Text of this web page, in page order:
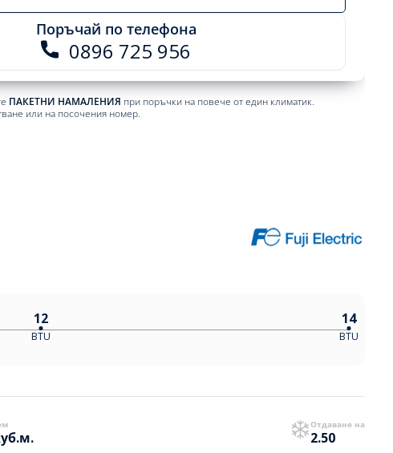
Поръчай по телефона
0896 725 956
ПАКЕТНИ НАМАЛЕНИЯ при поръчки на повече от един климатик.
или на посочения номер.
12
BTU
14
BTU
Отдаване на
2.50